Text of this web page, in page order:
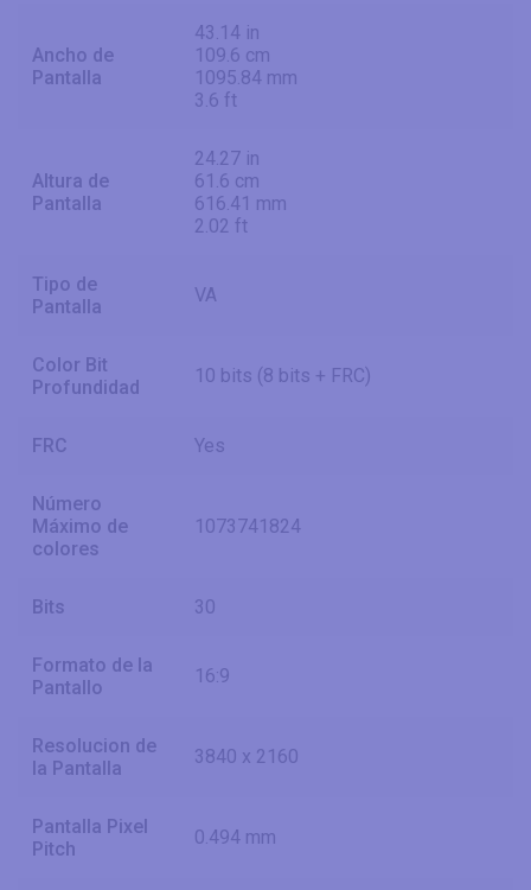
Ancho de
Pantalla
43.14 in
109.6 cm
1095.84 mm
3.6 ft
Altura de
Pantalla
24.27 in
61.6 cm
616.41 mm
2.02 ft
Tipo de
Pantalla
VA
Color Bit
Profundidad
10 bits (8 bits + FRC)
FRC Yes
Número
Máximo de
colores
1073741824
Bits 30
Formato de la
Pantallo
16:9
Resolucion de
la Pantalla
3840 x 2160
Pantalla Pixel
Pitch
0.494 mm